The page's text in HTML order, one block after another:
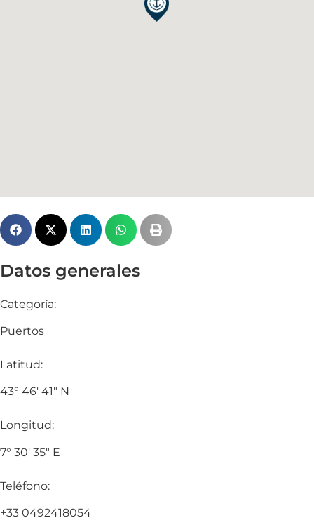
Datos generales
Categoría:
Puertos
Latitud:
43° 46′ 41″ N
Longitud:
7° 30′ 35″ E
Teléfono:
+33 0492418054